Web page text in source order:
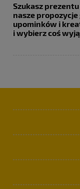
Szukasz
nasze
upominków i
i wybierz coś